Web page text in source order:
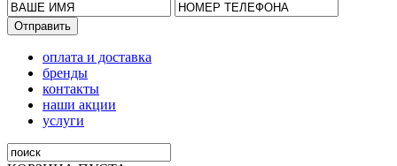
оплата и доставка
бренды
контакты
наши акции
услуги